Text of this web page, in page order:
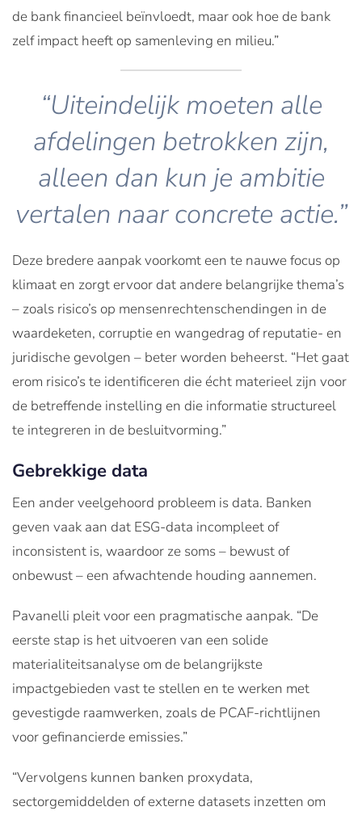
de bank financieel beïnvloedt, maar ook hoe de bank
zelf impact heeft op samenleving en milieu.”
“Uiteindelijk moeten alle
afdelingen betrokken zijn,
alleen dan kun je ambitie
vertalen naar concrete actie.”
Deze bredere aanpak voorkomt een te nauwe focus op
klimaat en zorgt ervoor dat andere belangrijke thema’s
– zoals risico’s op mensenrechtenschendingen in de
waardeketen, corruptie en wangedrag of reputatie- en
juridische gevolgen – beter worden beheerst. “Het gaat
erom risico’s te identificeren die écht materieel zijn voor
de betreffende instelling en die informatie structureel
te integreren in de besluitvorming.”
Gebrekkige data
Een ander veelgehoord probleem is data. Banken
geven vaak aan dat ESG-data incompleet of
inconsistent is, waardoor ze soms – bewust of
onbewust – een afwachtende houding aannemen.
Pavanelli pleit voor een pragmatische aanpak. “De
eerste stap is het uitvoeren van een solide
materialiteitsanalyse om de belangrijkste
impactgebieden vast te stellen en te werken met
gevestigde raamwerken, zoals de PCAF-richtlijnen
voor gefinancierde emissies.”
“Vervolgens kunnen banken proxydata,
sectorgemiddelden of externe datasets inzetten om